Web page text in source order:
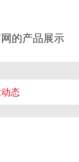
的应用有
的产品展示
态